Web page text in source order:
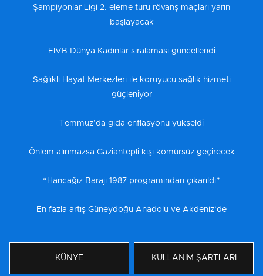
Şampiyonlar Ligi 2. eleme turu rövanş maçları yarın
başlayacak
FIVB Dünya Kadınlar sıralaması güncellendi
Sağlıklı Hayat Merkezleri ile koruyucu sağlık hizmeti
güçleniyor
Temmuz’da gıda enflasyonu yükseldi
Önlem alınmazsa Gaziantepli kışı kömürsüz geçirecek
“Hancağız Barajı 1987 programından çıkarıldı”
En fazla artış Güneydoğu Anadolu ve Akdeniz’de
KÜNYE KULLANIM ŞARTLARI